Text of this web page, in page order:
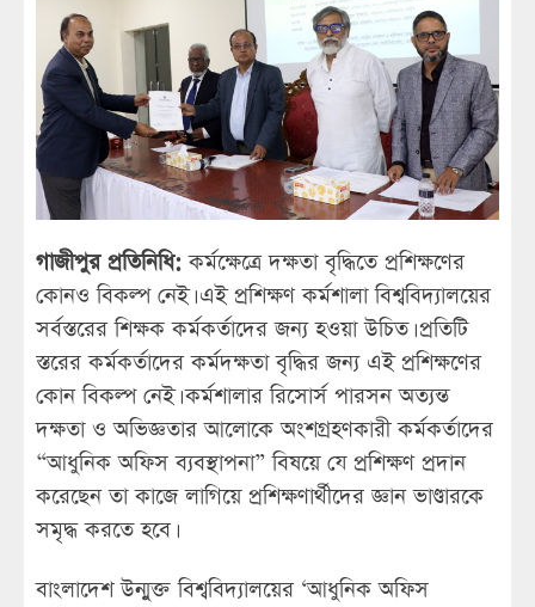
গাজীপুর প্রতিনিধি:কর্মক্ষেত্রে দক্ষতা বৃদ্ধিতে প্রশিক্ষণের
কোনও বিকল্প নেই। এই প্রশিক্ষণ কর্মশালা বিশ্ববিদ্যালয়ের
সর্বস্তরের শিক্ষক কর্মকর্তাদের জন্য হওয়া উচিত। প্রতিটি
স্তরের কর্মকর্তাদের কর্মদক্ষতা বৃদ্ধির জন্য এই প্রশিক্ষণের
কোন বিকল্প নেই। কর্মশালার রিসোর্স পারসন অত্যন্ত
দক্ষতা ও অভিজ্ঞতার আলোকে অংশগ্রহণকারী কর্মকর্তাদের
“আধুনিক অফিস ব্যবস্থাপনা” বিষয়ে যে প্রশিক্ষণ প্রদান
করেছেন তা কাজে লাগিয়ে প্রশিক্ষণার্থীদের জ্ঞান ভাণ্ডারকে
সমৃদ্ধ করতে হবে।
বাংলাদেশ উন্মুক্ত বিশ্ববিদ্যালয়ের ‘আধুনিক অফিস